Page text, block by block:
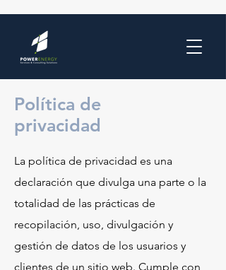
Política de
privacidad
La política de privacidad es una
declaración que divulga una parte o la
totalidad de las prácticas de
recopilación, uso, divulgación y
gestión de datos de los usuarios y
clientes de un sitio web. Cumple con